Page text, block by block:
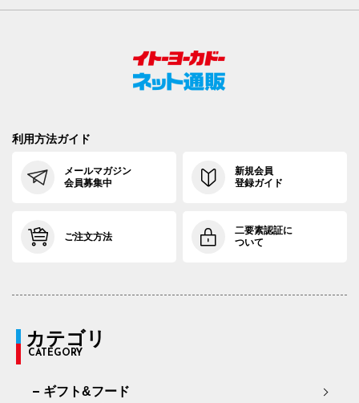
利用方法ガイド
メールマガジン
会員募集中
新規会員
登録ガイド
ご注文方法
二要素認証に
ついて
カテゴリ
CATEGORY
ギフト&フード